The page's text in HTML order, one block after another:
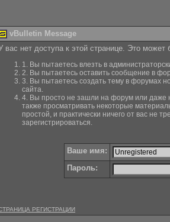
vBulletin Message
вас нет доступа к этой странице. Это
1. Вы пытаетесь влезть в
2. Вы пытаетесь оставить сообщение в
3. Вы пытаетесь создать тему в форумах
сайта.
4. Вы просто не зашли на форум или даже
также просматривать некоторые
простой, и практически ничего от вас не
зарегистрироваться.
Ваше имя:
Пароль:
РЕГИСТРАЦИИ